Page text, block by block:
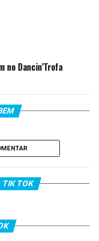
no Dancin’Trofa
TIK TOK